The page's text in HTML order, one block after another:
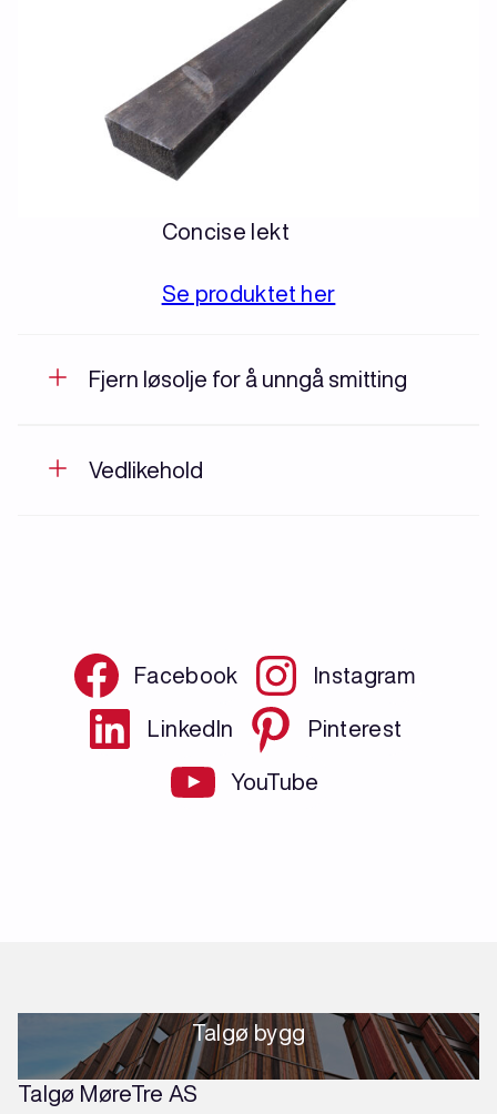
Concise lekt
Se produktet her
Fjern løsolje for å unngå smitting
Vedlikehold
Facebook Instagram
LinkedIn Pinterest
YouTube
Talgø bygg
Talgø MøreTre AS